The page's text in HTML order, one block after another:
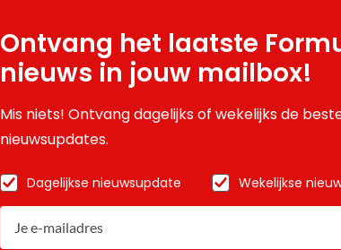
Ontvang het laatste
nieuws in jouw mailbox!
Mis niets! Ontvang dagelijks of wekelijks de
nieuwsupdates.
Dagelijkse nieuwsupdate Wekelijkse